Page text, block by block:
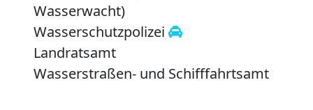
Wasserwacht)
Wasserschutzpolizei
Landratsamt
Wasserstraßen- und Schifffahrtsamt